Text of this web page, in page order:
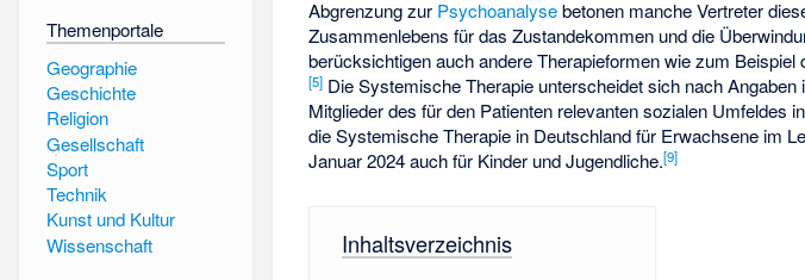
Themenportale
Geographie
Geschichte
Religion
Gesellschaft
Sport
Technik
Kunst und Kultur
Wissenschaft
Abgrenzung zur Psychoanalysebetonen manche Vertreter
Zusammenlebens für das Zustandekommen und die
berücksichtigen auch andere Therapieformen wie zum
[5] Die Systemische Therapie unterscheidet sich nach
Mitglieder des für den Patienten relevanten sozialen Umfeldes
die Systemische Therapie in Deutschland für Erwachsene im
Januar 2024 auch für Kinder und Jugendliche.[9]
Inhaltsverzeichnis